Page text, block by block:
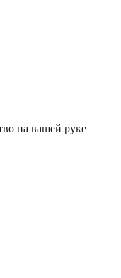
на вашей руке